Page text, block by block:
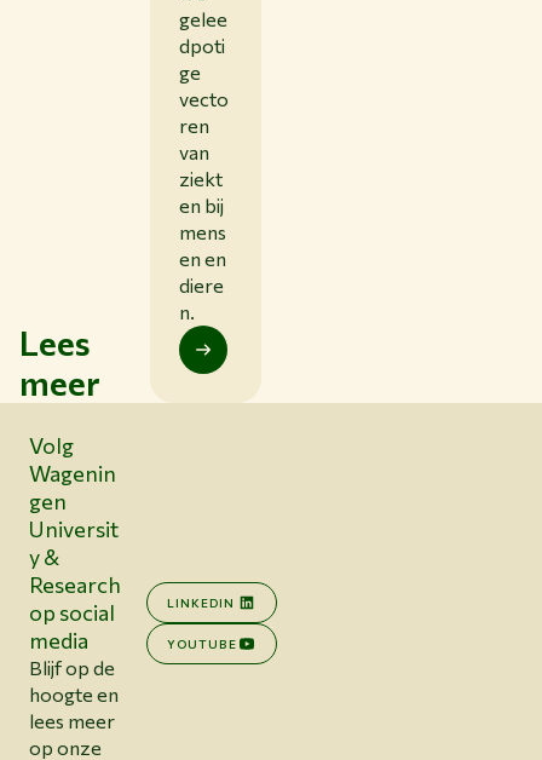
Lees
meer
gelee
dpoti
ge
vecto
ren
van
ziekt
en bij
mens
en en
diere
n.
Volg
Wagenin
gen
Universit
y &
Research
op social
media
Blijf op de
hoogte en
lees meer
op onze
LINKEDIN
YOUTUBE